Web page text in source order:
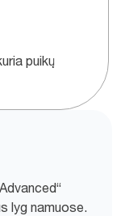
puikų
lyg namuose.